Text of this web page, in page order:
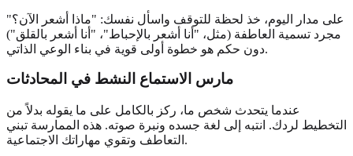
على مدار اليوم، خذ لحظة للتوقف واسأل نفسك: "ماذا أشعر الآن؟"
مجرد تسمية العاطفة (مثل، "أنا أشعر بالإحباط"، "أنا أشعر بالقلق")
دون حكم هو خطوة أولى قوية في بناء الوعي الذاتي.
مارس الاستماع النشط في المحادثات
عندما يتحدث شخص ما، ركز بالكامل على ما يقوله بدلاً من
التخطيط لردك. انتبه إلى لغة جسده ونبرة صوته. هذه الممارسة تبني
التعاطف وتقوي مهاراتك الاجتماعية.